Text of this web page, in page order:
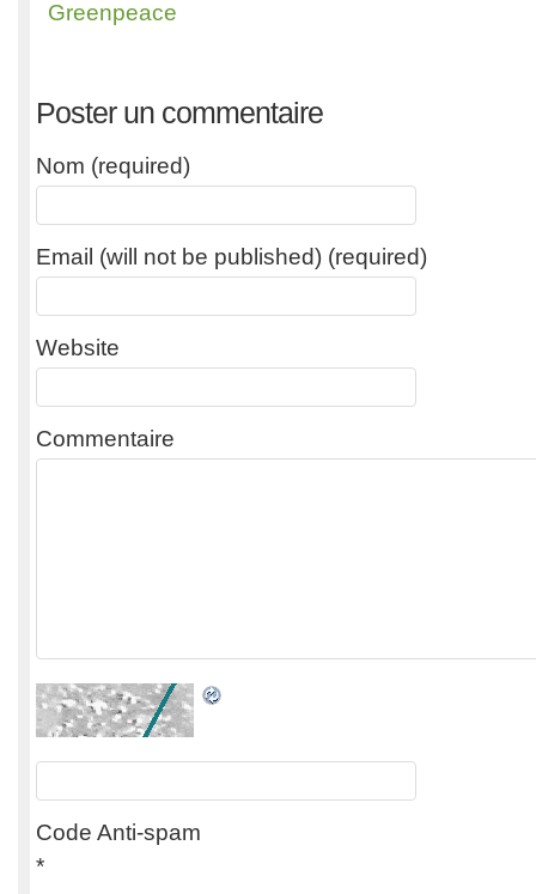
Greenpeace
Poster un commentaire
Nom (required)
Email (will not be published) (required)
Website
Commentaire
Code Anti-spam
*